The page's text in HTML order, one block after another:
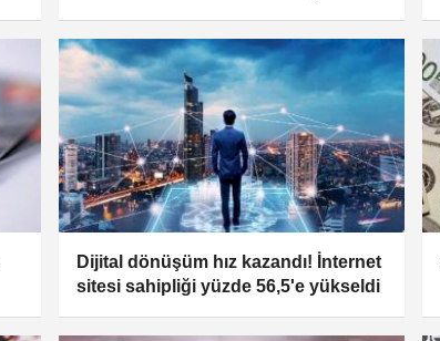
Dijital dönüşüm hız kazandı! İnternet
sitesi sahipliği yüzde 56,5'e yükseldi